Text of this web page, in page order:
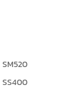
SS400